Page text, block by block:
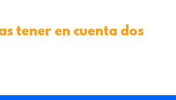
tener en cuenta dos